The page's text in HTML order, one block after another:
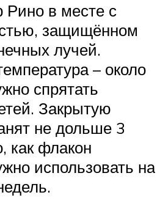
Рино в месте с
защищённом
лучей.
– около
спрятать
Закрытую
не дольше 3
как флакон
использовать на